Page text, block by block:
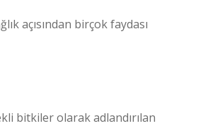
açısından birçok faydası
bitkiler olarak adlandırılan